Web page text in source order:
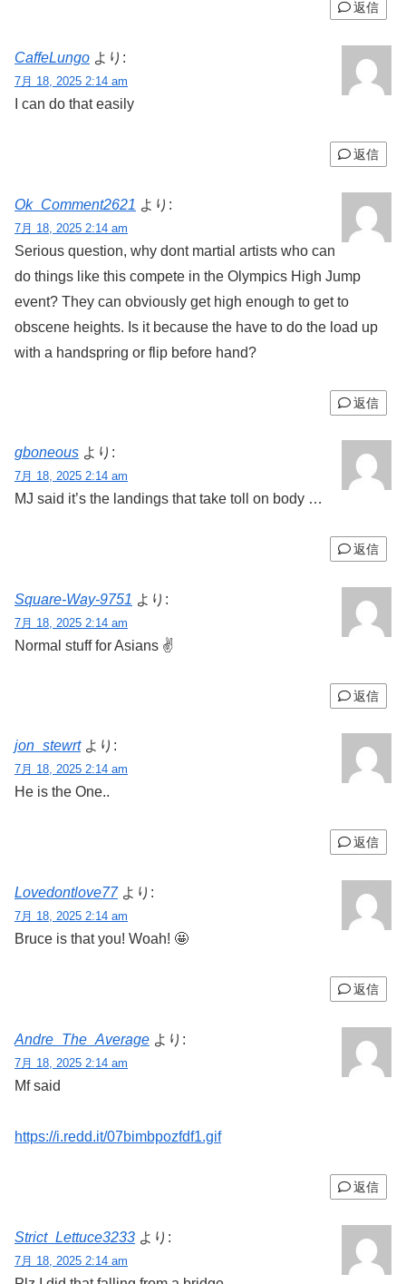
返信
CaffeLungo より:
7月 18, 2025 2:14 am
I can do that easily
返信
Ok_Comment2621 より:
7月 18, 2025 2:14 am
Serious question, why dont martial artists who can
do things like this compete in the Olympics High Jump
event? They can obviously get high enough to get to
obscene heights. Is it because the have to do the load up
with a handspring or flip before hand?
返信
gboneous より:
7月 18, 2025 2:14 am
MJ said it’s the landings that take toll on body …
返信
Square-Way-9751 より:
7月 18, 2025 2:14 am
Normal stuff for Asians ✌️
返信
jon_stewrt より:
7月 18, 2025 2:14 am
He is the One..
返信
Lovedontlove77 より:
7月 18, 2025 2:14 am
Bruce is that you! Woah! 🤩
返信
Andre_The_Average より:
7月 18, 2025 2:14 am
Mf said
https://i.redd.it/07bimbpozfdf1.gif
返信
Strict_Lettuce3233 より:
7月 18, 2025 2:14 am